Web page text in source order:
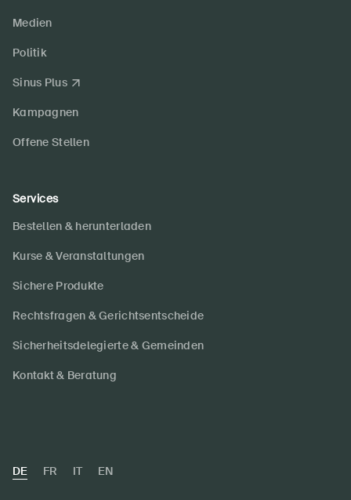
Medien
Politik
Sinus Plus
Kampagnen
Offene Stellen
Services
Bestellen & herunterladen
Kurse & Veranstaltungen
Sichere Produkte
Rechtsfragen & Gerichtsentscheide
Sicherheitsdelegierte & Gemeinden
Kontakt & Beratung
DE FR IT EN